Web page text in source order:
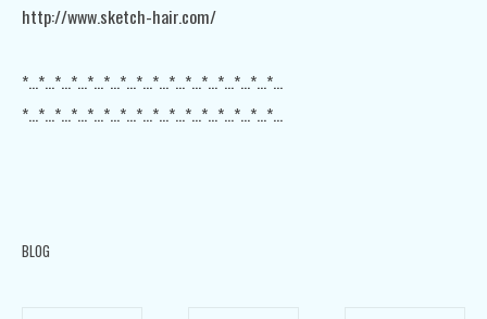
http://www.sketch-hair.com/
*…*…*…*…*…*…*…*…*…*…*…*…*…*…*…*…
*…*…*…*…*…*…*…*…*…*…*…*…*…*…*…*…
BLOG